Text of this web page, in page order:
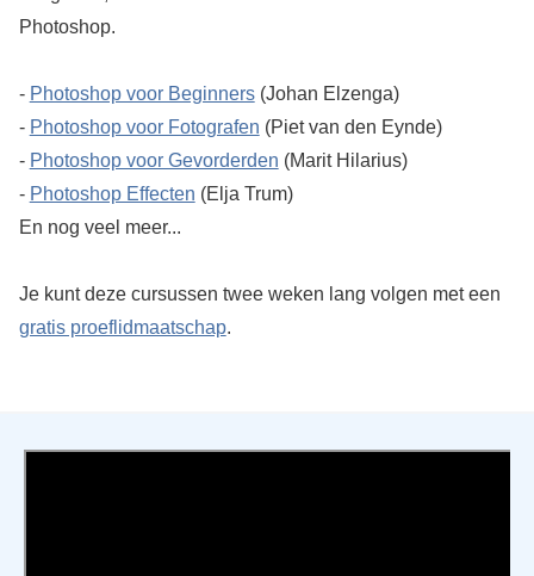
Photoshop.
- Photoshop voor Beginners(Johan Elzenga)
- Photoshop voor Fotografen (Piet van den Eynde)
- Photoshop voor Gevorderden (Marit Hilarius)
- Photoshop Effecten (Elja Trum)
En nog veel meer...
Je kunt deze cursussen twee weken lang volgen met een
gratis proeflidmaatschap.